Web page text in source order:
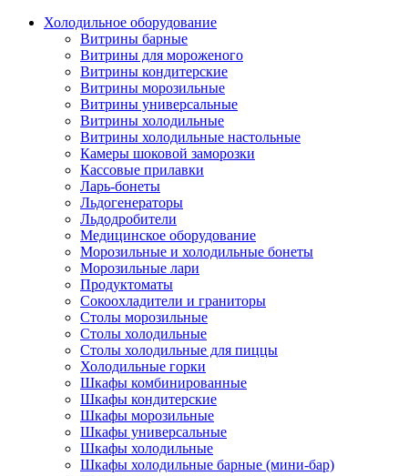
Холодильное оборудование
Витрины барные
Витрины для мороженого
Витрины кондитерские
Витрины морозильные
Витрины универсальные
Витрины холодильные
Витрины холодильные настольные
Камеры шоковой заморозки
Кассовые прилавки
Ларь-бонеты
Льдогенераторы
Льдодробители
Медицинское оборудование
Морозильные и холодильные бонеты
Морозильные лари
Продуктоматы
Сокоохладители и граниторы
Столы морозильные
Столы холодильные
Столы холодильные для пиццы
Холодильные горки
Шкафы комбинированные
Шкафы кондитерские
Шкафы морозильные
Шкафы универсальные
Шкафы холодильные
Шкафы холодильные барные (мини-бар)